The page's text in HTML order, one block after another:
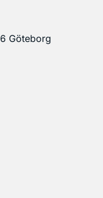
Göteborg